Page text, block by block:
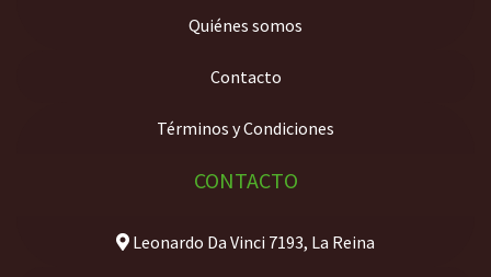
Quiénes somos
Contacto
Términos y Condiciones
CONTACTO
Leonardo Da Vinci 7193, La Reina